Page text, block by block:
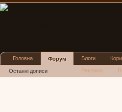
Головна Форум
Останні дописи
Блоги
Реклама